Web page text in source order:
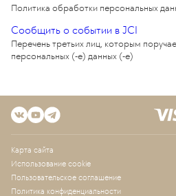
Политика обработки персональных
Сообщить о событии в JCI
Перечень третьих лиц, которым
персональных (-е) данных (-е)
Карта сайта
Использование cookie
Пользовательское соглашение
Политика конфиденциальности